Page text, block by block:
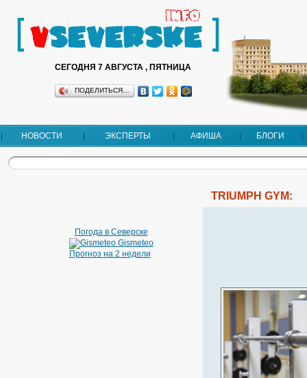
СЕГОДНЯ 7 АВГУСТА , ПЯТНИЦА
ПОДЕЛИТЬСЯ…
НОВОСТИ ЭКСПЕРТЫ АФИША БЛОГИ
Погода в Северске
Gismeteo
Прогноз на 2 недели
TRIUMPH GYM: